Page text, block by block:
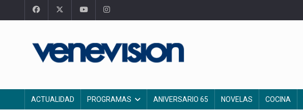
ACTUALIDAD PROGRAMAS ANIVERSARIO 65 NOVELAS COCINA